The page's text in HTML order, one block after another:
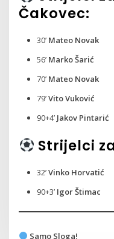
Čakovec:
30’ Mateo Novak
56’ Marko Šarić
70’ Mateo Novak
79’Vito Vuković
90+4’ Jakov Pintarić
Strijelci
32’Vinko Horvatić
90+3’ Igor Štimac
Samo Sloga!